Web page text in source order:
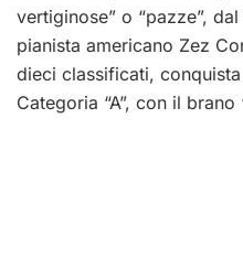
vertiginose” o “pazze”,
pianista americano Zez
dieci classificati,
Categoria “A”, con il brano